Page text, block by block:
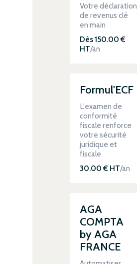
Votre déclaration
de revenus clé
en main
Dès 150.00 €
HT/an
Formul'ECF
L'examen de
conformité
fiscale renforce
votre sécurité
juridique et
fiscale
30.00 € HT/an
AGA
COMPTA
by AGA
FRANCE